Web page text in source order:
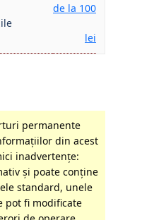
de la 100
lei
permanente
din acest
inadvertenţe:
şi poate conţine
standard, unele
pot fi modificate